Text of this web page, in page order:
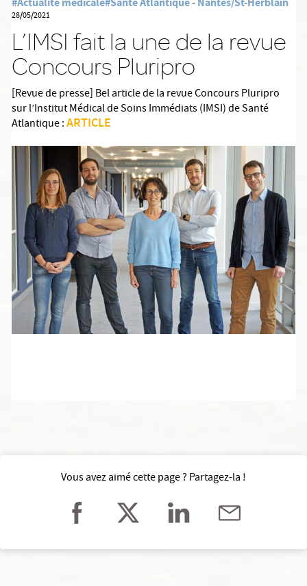
28/05/2021
L’IMSI fait la une de la revue
Concours Pluripro
[Revue de presse] Bel article de la revue Concours Pluripro
sur l’Institut Médical de Soins Immédiats (IMSI) de Santé
Atlantique :ARTICLE
Vous avez aimé cette page ? Partagez-la !